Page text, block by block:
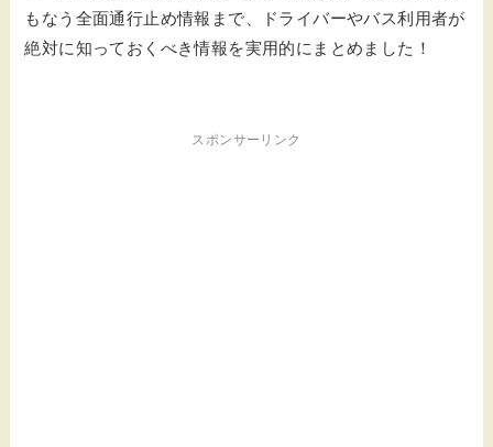
もなう全面通行止め情報まで、ドライバーやバス利用者が
絶対に知っておくべき情報を実用的にまとめました！
スポンサーリンク